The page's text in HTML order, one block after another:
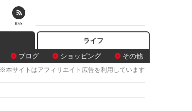
ブログ ショッピング その他
ライフ
※本サイトはアフィリエイト広告を利用しています
RSS